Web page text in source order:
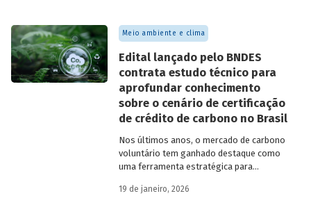
Meio ambiente e clima
Edital lançado pelo BNDES
contrata estudo técnico para
aprofundar conhecimento
sobre o cenário de certificação
de crédito de carbono no Brasil
Nos últimos anos, o mercado de carbono
voluntário tem ganhado destaque como
uma ferramenta estratégica para
de carbono e demonstrar compromisso
19 de janeiro, 2026